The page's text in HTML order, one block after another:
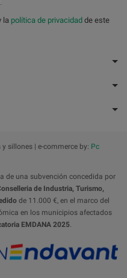
la política de privacidad de este
sillones | e-commerce by: Pc
de una subvención concedida por
de Industria, Turismo,
de 11.000 €, en el marco del
en los municipios afectados
EMDANA 2025